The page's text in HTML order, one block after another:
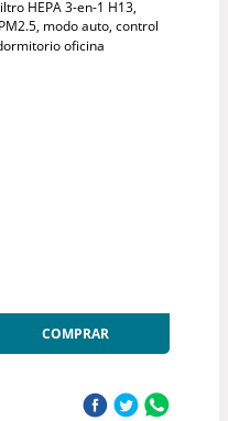
HEPA 3-en-1 H13,
modo auto, control
oficina
COMPRAR